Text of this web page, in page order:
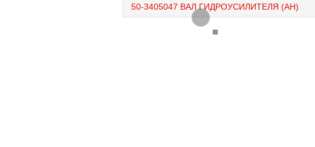
50-3405047 ВАЛ ГИДРОУСИЛИТЕЛЯ (АН)